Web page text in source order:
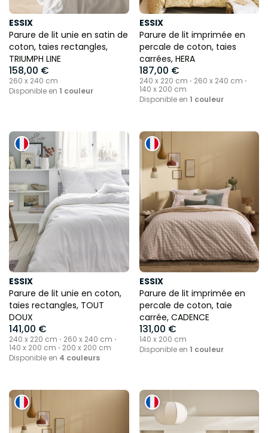
ESSIX
Parure de lit unie en satin de
coton, taies rectangles,
TRIUMPH LINE
158,00 €
260 x 240 cm
Disponible en 1 couleur
ESSIX
Parure de lit imprimée en
percale de coton, taies
carrées, HERA
187,00 €
240 x 220 cm ⋅ 260 x 240 cm ⋅
140 x 200 cm
Disponible en 1 couleur
ESSIX
Parure de lit unie en coton,
taies rectangles, TOUT
DOUX
141,00 €
240 x 220 cm ⋅ 260 x 240 cm ⋅
140 x 200 cm ⋅ 200 x 200 cm
Disponible en 4 couleurs
ESSIX
Parure de lit imprimée en
percale de coton, taie
carrée, CADENCE
131,00 €
140 x 200 cm
Disponible en 1 couleur